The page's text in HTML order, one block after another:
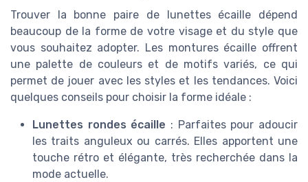
Trouver la bonne paire de lunettes écaille dépend
beaucoup de la forme de votre visage et du style que
vous souhaitez adopter. Les montures écaille offrent
une palette de couleurs et de motifs variés, ce qui
permet de jouer avec les styles et les tendances. Voici
quelques conseils pour choisir la forme idéale :
Lunettes rondes écaille : Parfaites pour adoucir
les traits anguleux ou carrés. Elles apportent une
touche rétro et élégante, très recherchée dans la
mode actuelle.